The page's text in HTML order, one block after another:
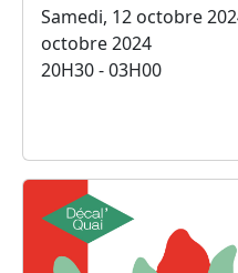
Samedi, 12 octobre
octobre 2024
20H30 - 03H00